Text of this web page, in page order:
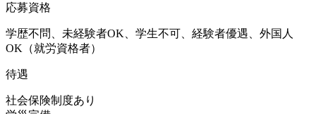
応募資格
学歴不問、未経験者OK、学生不可、経験者優遇、外国人
OK（就労資格者）
待遇
社会保険制度あり